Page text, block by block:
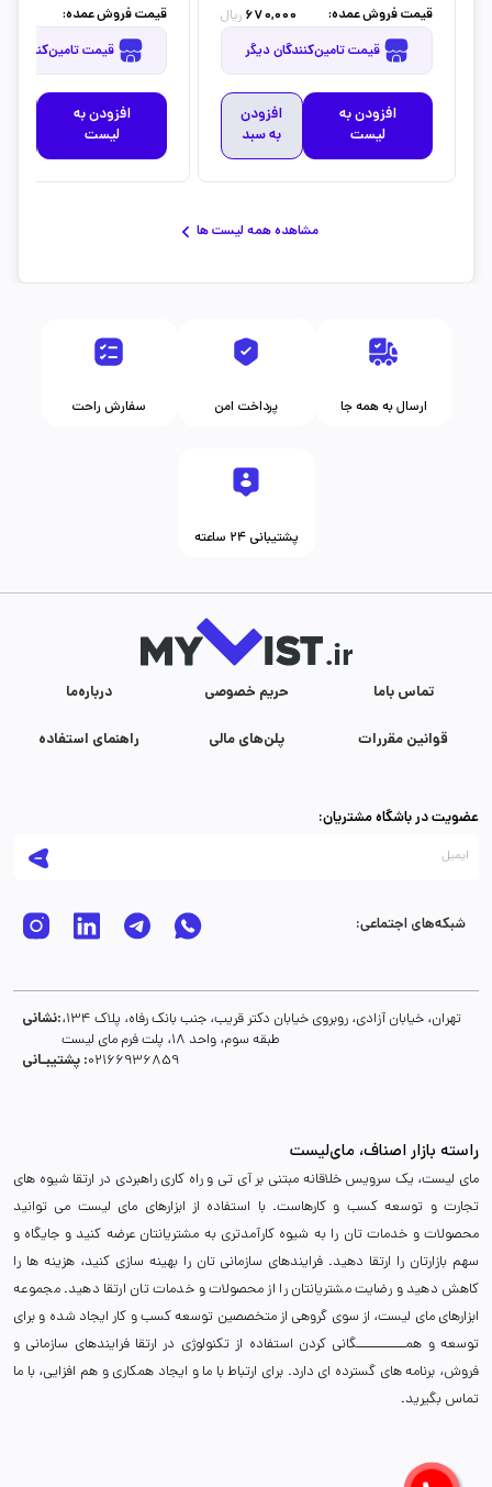
قیمت فروش عمده:
670,000 ریال
قیمت تامین‌کنندگان دیگر
افزودن به
لیست
افزودن
به سبد
قیمت فروش عمده:
قیمت تامین‌کنندگان دیگر
افزودن به
لیست
مشاهده همه لیست ها
سفارش راحت پرداخت امن ارسال به همه جا
پشتیبانی ۲۴ ساعته
درباره‌ما حریم خصوصی تماس با‌ما
راهنمای استفاده پلن‌های مالی قوانین مقررات
عضویت در باشگاه مشتریان:
شبکه‌های اجتماعی:
نشانی:تهران، خیابان آزادی، روبروی خیابان دکتر قریب، جنب بانک رفاه، پلاک 134،
طبقه سوم، واحد 18، پلت فرم مای لیست
پشتیبـانی :02166936859
راسته بازار اصناف، مای‌لیست
مای لیست، یک سرویس خلاقانه مبتنی بر آی تی و راه کاری راهبردی در ارتقا شیوه های
تجارت و توسعه کسب و کارهاست. با استفاده از ابزارهای مای لیست می توانید
محصولات و خدمات تان را به شیوه کارآمدتری به مشتریانتان عرضه کنید و جایگاه و
سهم بازارتان را ارتقا دهید. فرایندهای سازمانی تان را بهینه سازی کنید، هزینه ها را
کاهش دهید و رضایت مشتریانتان را از محصولات و خدمات تان ارتقا دهید. مجموعه
ابزارهای مای لیست، از سوی گروهی از متخصصین توسعه کسب و کار ایجاد شده و برای
توسعه و همـــــــــــگانی کردن استفاده از تکنولوژی در ارتقا فرایندهای سازمانی و
فروش، برنامه های گسترده ای دارد. برای ارتباط با ما و ایجاد همکاری و هم افزایی، با ما
تماس بگیرید.